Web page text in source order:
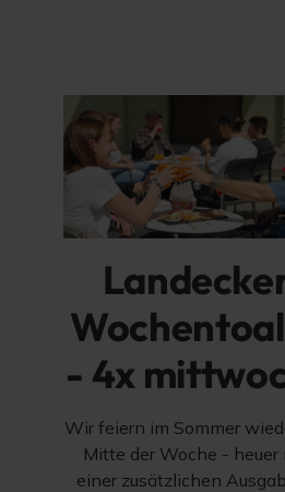
- 4x
Wir feiern im Sommer
Mitte der Woche - heuer
einer zusätzlichen